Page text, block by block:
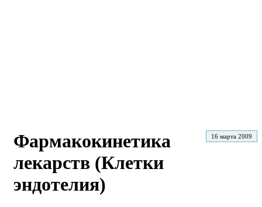
16 марта 2009
Фармакокинетика
лекарств (Клетки
эндотелия)